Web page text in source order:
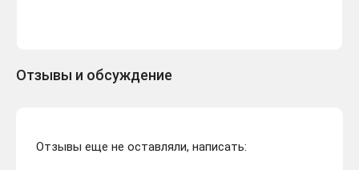
Отзывы и обсуждение
Отзывы еще не оставляли, написать: